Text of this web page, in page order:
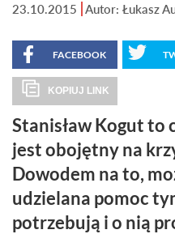
23.10.2015 Autor: Łukasz
FACEBOOK
KOPIUJ LINK
Stanisław Kogut to
jest obojętny na
Dowodem na to,
udzielana pomoc
potrzebują i o nią